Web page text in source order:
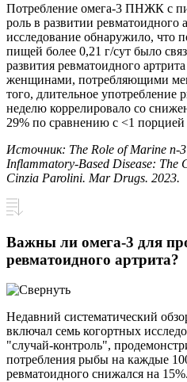
Потребление омега-3 ПНЖК с
роль в развитии ревматоидного
исследование обнаружило, что
пищей более 0,21 г/сут было
развития ревматоидного
женщинами, потребляющими
того, длительное
неделю коррелировало со
29% по сравнению с <1
Источник: The Role of Marine n-
Inflammatory-Based Disease: The
Cinzia Parolini. Mar Drugs. 2023.
Важны ли омега-3 для
ревматоидного артрита?
Недавний систематический
включал семь когортных
"случай-контроль",
потребления рыбы на каждые
ревматоидного снижался на 15%.